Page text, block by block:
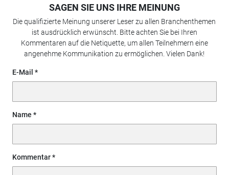
SAGEN SIE UNS IHRE MEINUNG
Die qualifizierte Meinung unserer Leser zu allen Branchenthemen
ist ausdrücklich erwünscht. Bitte achten Sie bei Ihren
Kommentaren auf die Netiquette, um allen Teilnehmern eine
angenehme Kommunikation zu ermöglichen. Vielen Dank!
E-Mail
Name
Kommentar